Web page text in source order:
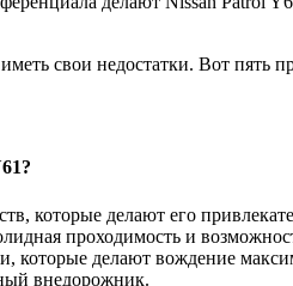
свои недостатки. Вот пять
которые делают его
проходимость и
делают вождение
внедорожник.